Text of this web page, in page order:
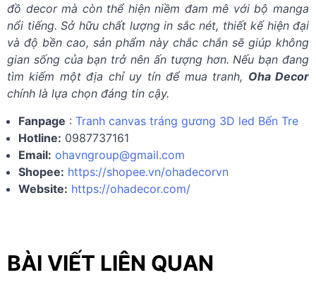
đồ decor mà còn thể hiện niềm đam mê với bộ manga
nổi tiếng. Sở hữu chất lượng in sắc nét, thiết kế hiện đại
và độ bền cao, sản phẩm này chắc chắn sẽ giúp không
gian sống của bạn trở nên ấn tượng hơn. Nếu bạn đang
tìm kiếm một địa chỉ uy tín để mua tranh, Oha Decor
chính là lựa chọn đáng tin cậy.
Fanpage : Tranh canvas tráng gương 3D led Bến Tre
Hotline: 0987737161
Email: ohavngroup@gmail.com
Shopee: https://shopee.vn/ohadecorvn
Website: https://ohadecor.com/
BÀI VIẾT LIÊN QUAN